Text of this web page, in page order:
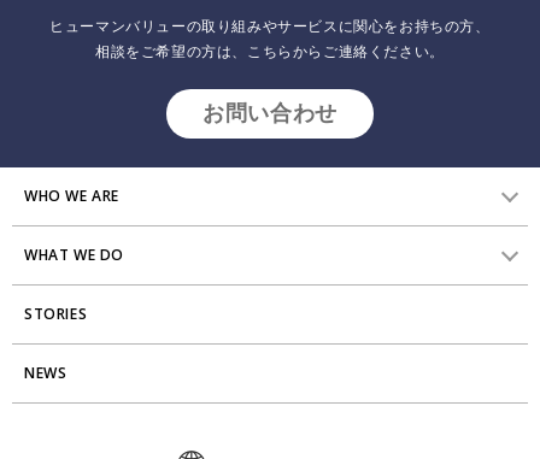
ヒューマンバリューの取り組みやサービスに関心をお持ちの方、
相談をご希望の方は、こちらからご連絡ください。
お問い合わせ
WHO WE ARE
HVからのメッセージ
研究員紹介
アクセス
WHAT WE DO
組織変革
エンゲージメント向上支援
STORIES
Stories
NEWS